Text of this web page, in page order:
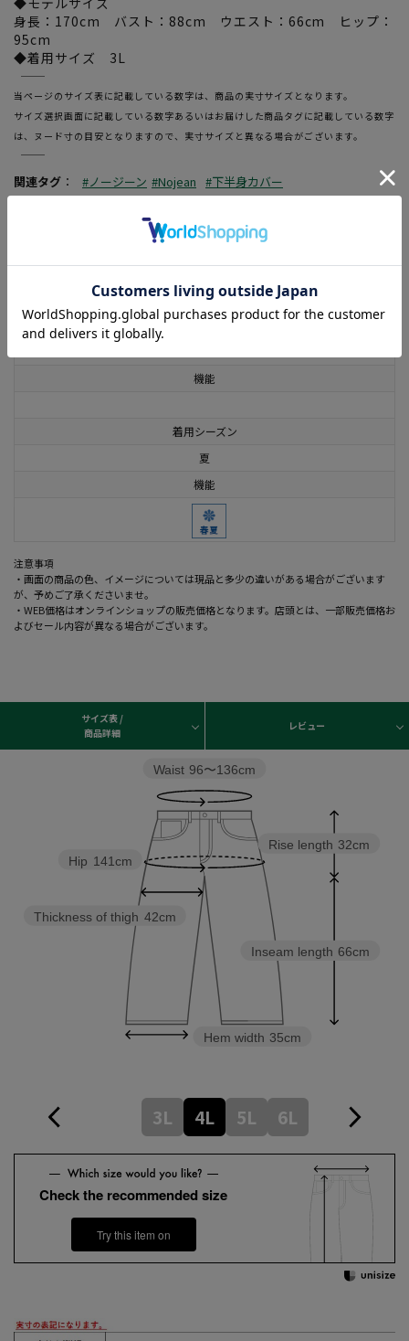
機能
着用シーズン
夏
機能
注意事項
・画面の商品の色、イメージについては現品と多少の違いがある場合がございます
が、予めご了承くださいませ。
・WEB価格はオンラインショップの販売価格となります。店頭とは、一部販売価格お
よびセール内容が異なる場合がございます。
身長：170cm バスト：88cm ウエスト：66cm ヒップ：
95cm
◆着用サイズ 3L
―――――――――――――――――――――――
当ページのサイズ表に記載している数字は、商品の実寸サイズとなります。
サイズ選択画面に記載している数字あるいはお届けした商品タグに記載している数字
は、ヌード寸の目安となりますので、実寸サイズと異なる場合がございます。
―――――――――――――――――――――――
関連タグ ： #ノージーン #Nojean #下半身カバー
この商品に関するお問い合わせはこちら
サイズ表 /
商品詳細
レビュー
Inseam length 66cm
Rise length 32cm
Hem width 35cm
Thickness of thigh 42cm
Hip 141cm
Waist 96〜136cm
3L 4L 5L 6L
Check the recommended size
Try this item on